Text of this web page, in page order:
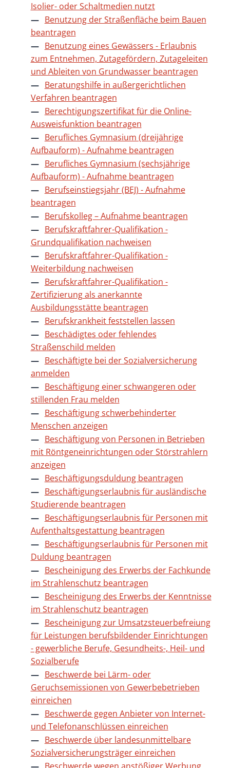
Isolier- oder Schaltmedien nutzt
Benutzung der Straßenfläche beim Bauen
beantragen
Benutzung eines Gewässers - Erlaubnis
zum Entnehmen, Zutagefördern, Zutageleiten
und Ableiten von Grundwasser beantragen
Beratungshilfe in außergerichtlichen
Verfahren beantragen
Berechtigungszertifikat für die Online-
Ausweisfunktion beantragen
Berufliches Gymnasium (dreijährige
Aufbauform) - Aufnahme beantragen
Berufliches Gymnasium (sechsjährige
Aufbauform) - Aufnahme beantragen
Berufseinstiegsjahr (BEJ) - Aufnahme
beantragen
Berufskolleg – Aufnahme beantragen
Berufskraftfahrer-Qualifikation -
Grundqualifikation nachweisen
Berufskraftfahrer-Qualifikation -
Weiterbildung nachweisen
Berufskraftfahrer-Qualifikation -
Zertifizierung als anerkannte
Ausbildungsstätte beantragen
Berufskrankheit feststellen lassen
Beschädigtes oder fehlendes
Straßenschild melden
Beschäftigte bei der Sozialversicherung
anmelden
Beschäftigung einer schwangeren oder
stillenden Frau melden
Beschäftigung schwerbehinderter
Menschen anzeigen
Beschäftigung von Personen in Betrieben
mit Röntgeneinrichtungen oder Störstrahlern
anzeigen
Beschäftigungsduldung beantragen
Beschäftigungserlaubnis für ausländische
Studierende beantragen
Beschäftigungserlaubnis für Personen mit
Aufenthaltsgestattung beantragen
Beschäftigungserlaubnis für Personen mit
Duldung beantragen
Bescheinigung des Erwerbs der Fachkunde
im Strahlenschutz beantragen
Bescheinigung des Erwerbs der Kenntnisse
im Strahlenschutz beantragen
Bescheinigung zur Umsatzsteuerbefreiung
für Leistungen berufsbildender Einrichtungen
- gewerbliche Berufe, Gesundheits-, Heil- und
Sozialberufe
Beschwerde bei Lärm- oder
Geruchsemissionen von Gewerbebetrieben
einreichen
Beschwerde gegen Anbieter von Internet-
und Telefonanschlüssen einreichen
Beschwerde über landesunmittelbare
Sozialversicherungsträger einreichen